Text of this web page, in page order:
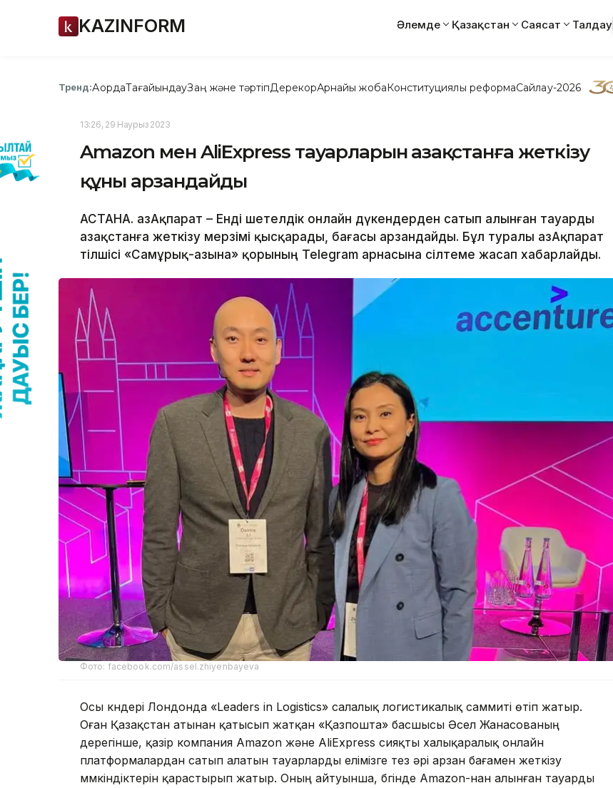
KAZINFORM Әлемде Қазақстан Саясат Талдау
Тренд:АқордаТағайындауЗаң және тәртіпДерекқорАрнайы жобаКонституциялық реформаСайлау-2026
13:26, 29 Наурыз 2023
Amazon мен AliExpress тауарларын Қазақстанға жеткізу
құны арзандайды
АСТАНА. ҚазАқпарат – Енді шетелдік онлайн дүкендерден сатып алынған тауарды
Қазақстанға жеткізу мерзімі қысқарады, бағасы арзандайды. Бұл туралы ҚазАқпарат
тілшісі «Самұрық-Қазына» қорының Telegram арнасына сілтеме жасап хабарлайды.
Фото: facebook.com/assel.zhiyenbayeva
Осы күндері Лондонда «Leaders in Logistics» салалық логистикалық саммиті өтіп жатыр.
Оған Қазақстан атынан қатысып жатқан «Қазпошта» басшысы Әсел Жанасованың
дерегінше, қазір компания Amazon және AliExpress сияқты халықаралық онлайн
платформалардан сатып алатын тауарларды елімізге тез әрі арзан бағамен жеткізу
мүмкіндіктерін қарастырып жатыр. Оның айтуынша, бүгінде Amazon-нан алынған тауарды